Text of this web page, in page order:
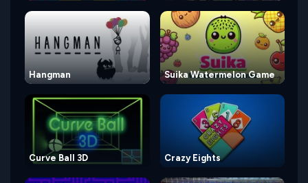
Hangman Suika Watermelon Game
Curve Ball 3D Crazy Eights